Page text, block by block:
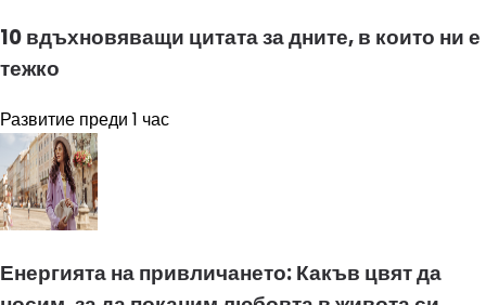
10 вдъхновяващи цитата за дните, в които ни е
тежко
Развитие преди 1 час
Енергията на привличането: Какъв цвят да